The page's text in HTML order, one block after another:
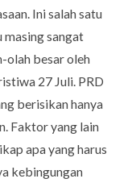
Ini salah satu
sangat
olah besar oleh
27 Juli. PRD
berisikan hanya
Faktor yang lain
apa yang harus
kebingungan